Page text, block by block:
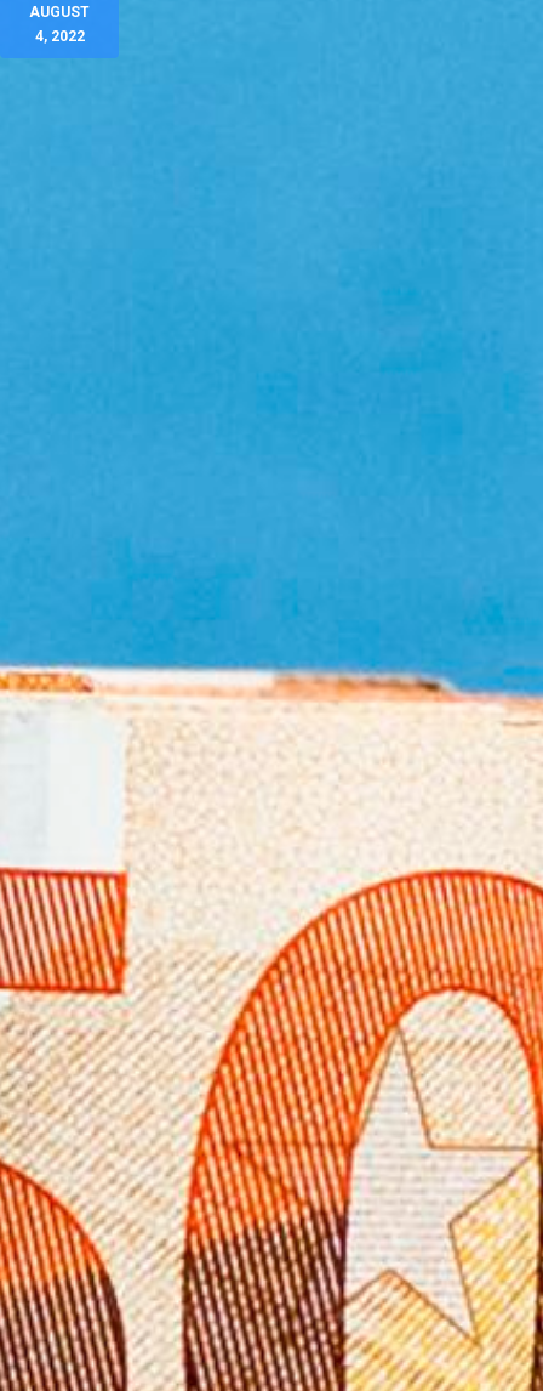
AUGUST
4, 2022